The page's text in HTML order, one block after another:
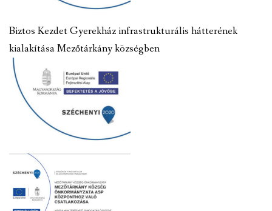
Biztos Kezdet Gyerekház infrastrukturális hátterének
kialakítása Mezőtárkány községben